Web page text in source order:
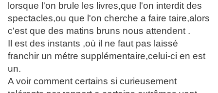
lorsque l'on brule les livres,que l'on interdit des
spectacles,ou que l'on cherche a faire taire,alors
c'est que des matins bruns nous attendent .
Il est des instants ,où il ne faut pas laissé
franchir un métre supplémentaire,celui-ci en est
un.
A voir comment certains si curieusement